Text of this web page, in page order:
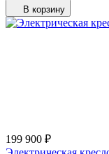
В корзину
199 900 ₽